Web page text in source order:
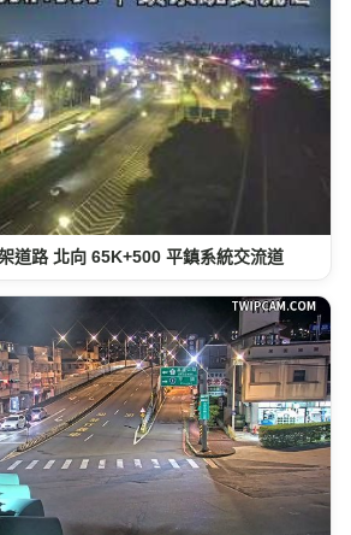
道路 北向 65K+500 平鎮系統交流道